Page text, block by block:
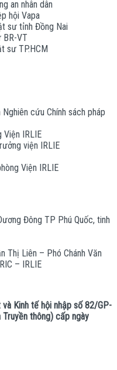
an nhân dân
hội Vapa
sư tỉnh Đồng Nai
BR-VT
sư TP.HCM
cứu Chính sách pháp
Viện IRLIE
viện IRLIE
Viện IRLIE
Đông TP Phú Quốc, tinh
Thị Liên – Phó Chánh Văn
– IRLIE
Kinh tế hội nhập số 82/GP-
thông) cấp ngày